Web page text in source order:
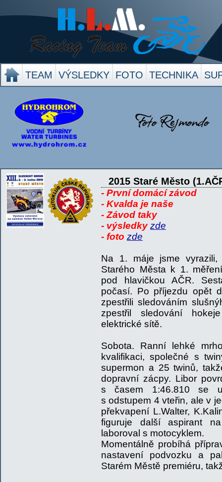
TEAM VÝSLEDKY FOTO TECHNIKA
2015 Staré Město
- První domácí závod
- Kvalda je naše
- Závod taky
- výsledky zde
- foto zde
Na 1. máje jsme
Starého Města k 1.
pod hlavičkou AČR.
počasí. Po příjezdu opět
zpestřili sledováním
zpestřil sledování
elektrické sítě.
Sobota. Ranní lehké
kvalifikaci, společné s
supermon a 25 twinů,
dopravní zácpy. Libor
s časem 1:46.810 se
s odstupem 4 vteřin, ale v
překvapení L.Walter,
figuruje další aspirant
laboroval s motocyklem.
Momentálně probíhá
nastavení podvozku a
Starém Městě premiéru,